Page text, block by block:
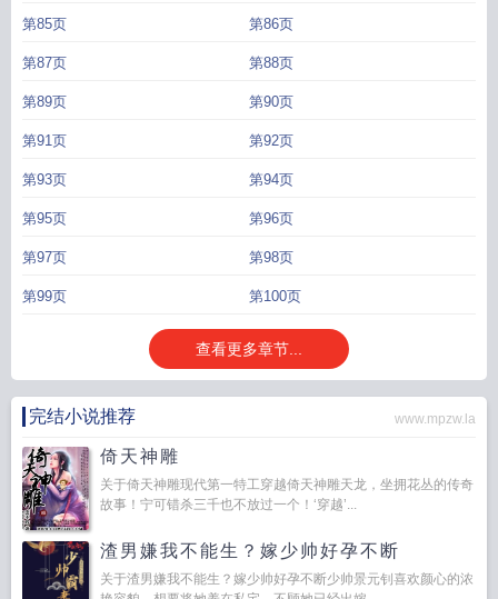
第85页 第86页
第87页 第88页
第89页 第90页
第91页 第92页
第93页 第94页
第95页 第96页
第97页 第98页
第99页 第100页
查看更多章节...
完结小说推荐 www.mpzw.la
倚天神雕
关于倚天神雕现代第一特工穿越倚天神雕天龙，坐拥花丛的传奇
故事！宁可错杀三千也不放过一个！‘穿越’...
渣男嫌我不能生？嫁少帅好孕不断
关于渣男嫌我不能生？嫁少帅好孕不断少帅景元钊喜欢颜心的浓